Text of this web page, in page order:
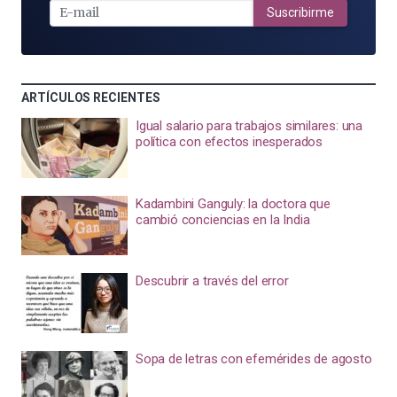
MAIL
Suscribirme
ARTÍCULOS RECIENTES
Igual salario para trabajos similares: una
política con efectos inesperados
Kadambini Ganguly: la doctora que
cambió conciencias en la India
Descubrir a través del error
Sopa de letras con efemérides de agosto